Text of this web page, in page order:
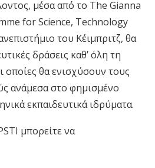
μέσα από το The Gianna
for Science, Technology
του Κέιμπριτζ, θα
δράσεις καθ’ όλη τη
οποίες θα ενισχύσουν τους
ανάμεσα στο φημισμένο
εκπαιδευτικά ιδρύματα.
μπορείτε να